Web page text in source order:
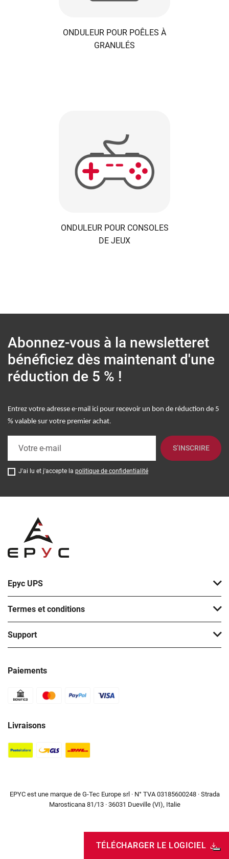
ONDULEUR POUR POÊLES À
GRANULÉS
ONDULEUR POUR CONSOLES
DE JEUX
Abonnez-vous à la newsletteret
bénéficiez dès maintenant d'une
réduction de 5 % !
Entrez votre adresse e-mail ici pour recevoir un bon de réduction de 5
% valable sur votre premier achat.
S’INSCRIRE
J'ai lu et j'accepte la politique de confidentialité
Epyc UPS
Termes et conditions
Support
Paiements
Livraisons
EPYC est une marque de G-Tec Europe srl · N° TVA 03185600248 · Strada
Marosticana 81/13 · 36031 Dueville (VI), Italie
TÉLÉCHARGER LE LOGICIEL